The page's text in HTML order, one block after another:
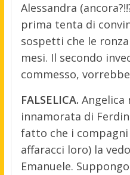
Alessandra
prima tenta di
sospetti che le
mesi. Il secondo
commesso,
FALSELICA. Angelica
innamorata di
fatto che i
affaracci loro) la
Emanuele.